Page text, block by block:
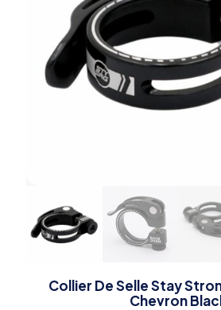
Collier De Selle Stay
Chevron